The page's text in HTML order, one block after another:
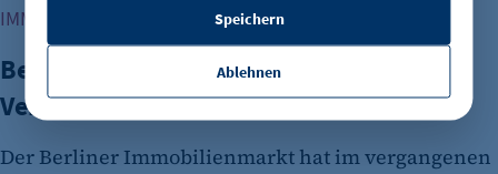
Anbieter:
etracker GmbH
Zweck:
Ablehnen
Speichern
IMMOBILIENWIRTSCHAFT
Berliner Immobilienmarkt 2025: Mehr
Verkäufe und stabile Preise
Der Berliner Immobilienmarkt hat im vergangenen